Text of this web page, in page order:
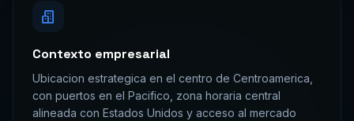
Contexto empresarial
Ubicacion estrategica en el centro de Centroamerica,
con puertos en el Pacifico, zona horaria central
alineada con Estados Unidos y acceso al mercado